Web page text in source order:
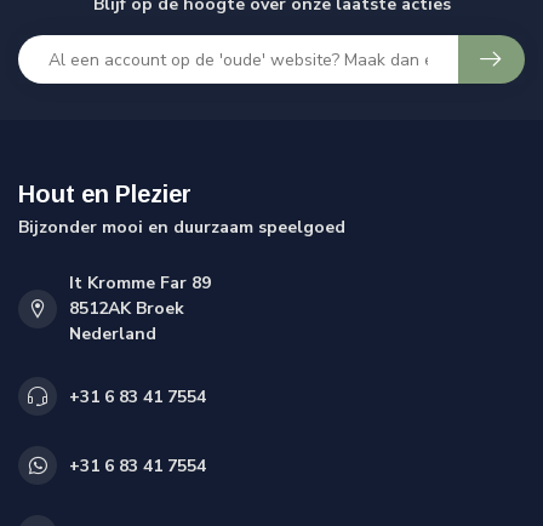
Blijf op de hoogte over onze laatste acties
Hout en Plezier
Bijzonder mooi en duurzaam speelgoed
It Kromme Far 89
8512AK Broek
Nederland
+31 6 83 41 7554
+31 6 83 41 7554